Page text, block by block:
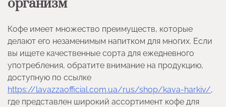
организм
Кофе имеет множество преимуществ, которые
делают его незаменимым напитком для многих. Если
вы ищете качественные сорта для ежедневного
употребления, обратите внимание на продукцию,
доступную по ссылке
https://lavazzaofficial.com.ua/rus/shop/kava-harkiv/,
где представлен широкий ассортимент кофе для